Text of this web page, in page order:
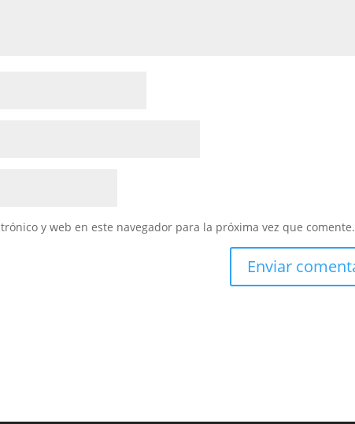
y web en este navegador para la próxima vez que comente.